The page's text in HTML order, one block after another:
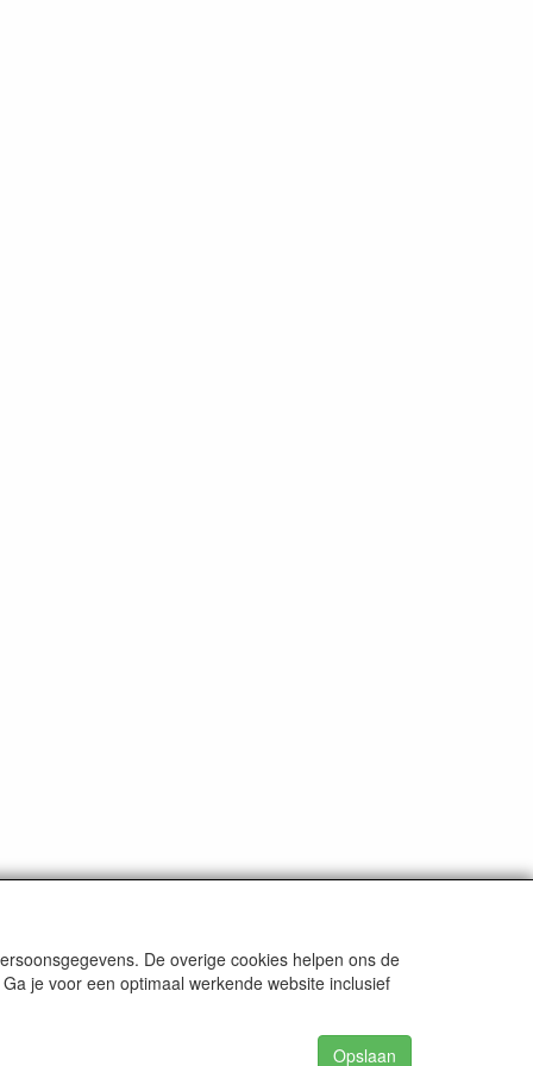
De overige cookies helpen ons de
je voor een optimaal werkende website inclusief
Opslaan